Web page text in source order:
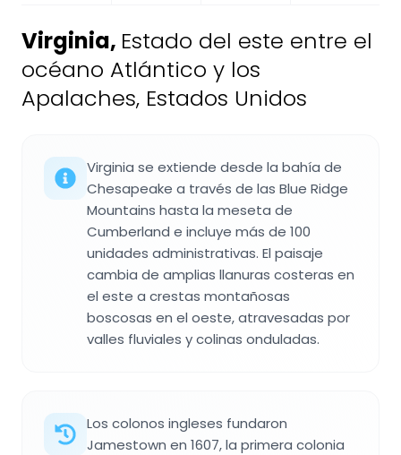
Virginia, Estado del este entre el
océano Atlántico y los
Apalaches, Estados Unidos
Virginia se extiende desde la bahía de
Chesapeake a través de las Blue Ridge
Mountains hasta la meseta de
Cumberland e incluye más de 100
unidades administrativas. El paisaje
cambia de amplias llanuras costeras en
el este a crestas montañosas
boscosas en el oeste, atravesadas por
valles fluviales y colinas onduladas.
Los colonos ingleses fundaron
Jamestown en 1607, la primera colonia